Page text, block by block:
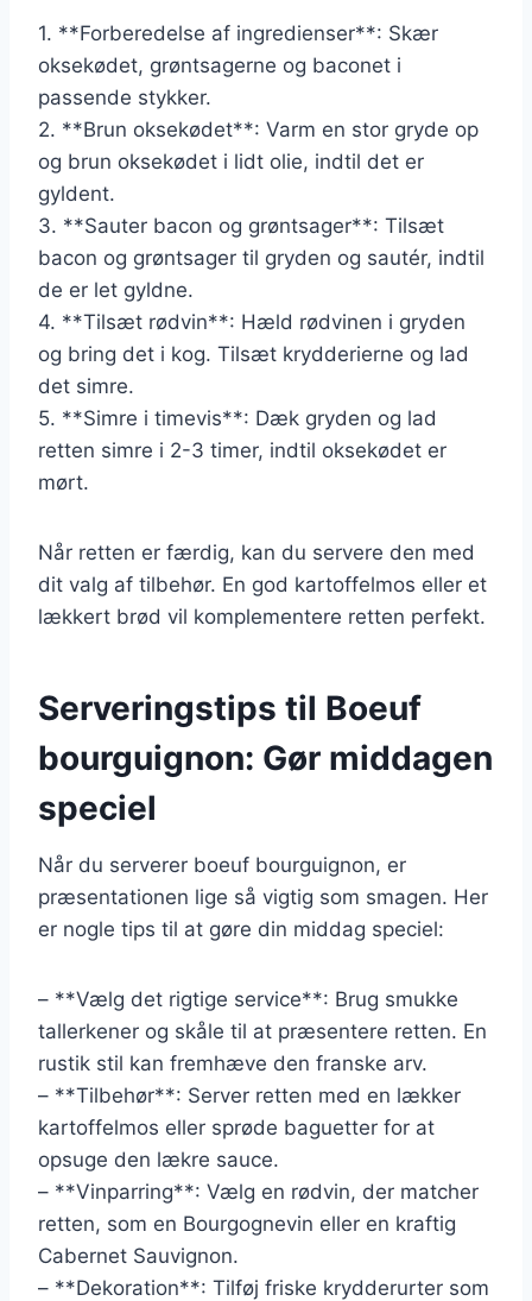
1. **Forberedelse af ingredienser**: Skær
oksekødet, grøntsagerne og baconet i
passende stykker.
2. **Brun oksekødet**: Varm en stor gryde op
og brun oksekødet i lidt olie, indtil det er
gyldent.
3. **Sauter bacon og grøntsager**: Tilsæt
bacon og grøntsager til gryden og sautér, indtil
de er let gyldne.
4. **Tilsæt rødvin**: Hæld rødvinen i gryden
og bring det i kog. Tilsæt krydderierne og lad
det simre.
5. **Simre i timevis**: Dæk gryden og lad
retten simre i 2-3 timer, indtil oksekødet er
mørt.
Når retten er færdig, kan du servere den med
dit valg af tilbehør. En god kartoffelmos eller et
lækkert brød vil komplementere retten perfekt.
Serveringstips til Boeuf
bourguignon: Gør middagen
speciel
Når du serverer boeuf bourguignon, er
præsentationen lige så vigtig som smagen. Her
er nogle tips til at gøre din middag speciel:
– **Vælg det rigtige service**: Brug smukke
tallerkener og skåle til at præsentere retten. En
rustik stil kan fremhæve den franske arv.
– **Tilbehør**: Server retten med en lækker
kartoffelmos eller sprøde baguetter for at
opsuge den lækre sauce.
– **Vinparring**: Vælg en rødvin, der matcher
retten, som en Bourgognevin eller en kraftig
Cabernet Sauvignon.
– **Dekoration**: Tilføj friske krydderurter som